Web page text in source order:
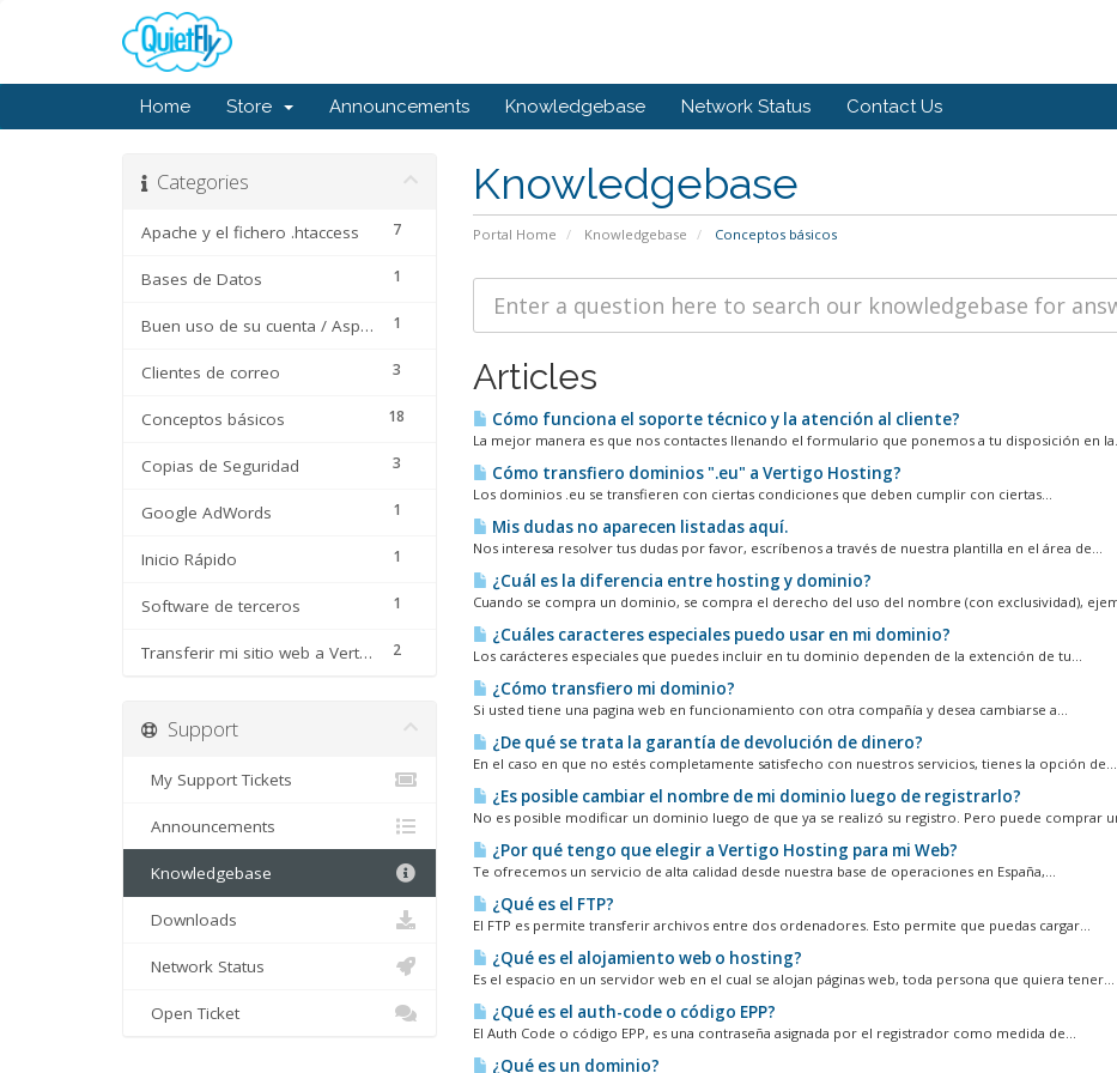
Home Store Announcements Knowledgebase Network Status Contact Us
Knowledgebase
Portal Home Knowledgebase Conceptos básicos
Categories
7
Apache y el fichero .htaccess
1
Bases de Datos
1
Buen uso de su cuenta / Aspectos Técnicos
3
Clientes de correo
18
Conceptos básicos
3
Copias de Seguridad
1
Google AdWords
1
Inicio Rápido
1
Software de terceros
2
Transferir mi sitio web a Vertigohosting
Articles
Cómo funciona el soporte técnico y la atención al cliente?
La mejor manera es que nos contactes llenando el formulario que ponemos a tu disposición en
Cómo transfiero dominios ".eu" a Vertigo Hosting?
Los dominios .eu se transfieren con ciertas condiciones que deben cumplir con ciertas...
Mis dudas no aparecen listadas aquí.
Nos interesa resolver tus dudas por favor, escríbenos a través de nuestra plantilla en el área de...
¿Cuál es la diferencia entre hosting y dominio?
Cuando se compra un dominio, se compra el derecho del uso del nombre (con exclusividad),
¿Cuáles caracteres especiales puedo usar en mi dominio?
Los carácteres especiales que puedes incluir en tu dominio dependen de la extención de tu...
¿Cómo transfiero mi dominio?
Si usted tiene una pagina web en funcionamiento con otra compañía y desea cambiarse a...
¿De qué se trata la garantía de devolución de dinero?
En el caso en que no estés completamente satisfecho con nuestros servicios, tienes la opción de...
¿Es posible cambiar el nombre de mi dominio luego de registrarlo?
No es posible modificar un dominio luego de que ya se realizó su registro. Pero puede comprar
¿Por qué tengo que elegir a Vertigo Hosting para mi Web?
Te ofrecemos un servicio de alta calidad desde nuestra base de operaciones en España,...
¿Qué es el FTP?
El FTP es permite transferir archivos entre dos ordenadores. Esto permite que puedas cargar...
¿Qué es el alojamiento web o hosting?
Es el espacio en un servidor web en el cual se alojan páginas web, toda persona que quiera tener...
¿Qué es el auth-code o código EPP?
El Auth Code o código EPP, es una contraseña asignada por el registrador como medida de...
¿Qué es un dominio?
Support
My Support Tickets
Announcements
Knowledgebase
Downloads
Network Status
Open Ticket